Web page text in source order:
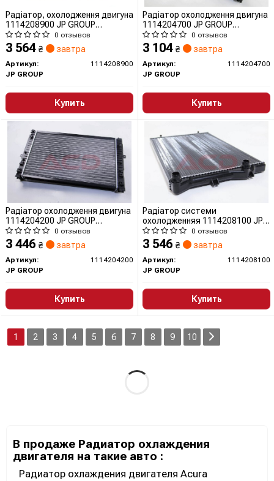
Радіатор, охолодження двигуна
1114208900 JP GROUP
(QUINTON HAZELL)
0 отзывов
3 564 ₴ завтра
Артикул:
1114208900
JP GROUP
Купить
Радіатор охолодження двигуна
1114204700 JP GROUP
(QUINTON HAZELL)
0 отзывов
3 104 ₴ завтра
Артикул:
1114204700
JP GROUP
Купить
Радіатор охолодження двигуна
1114204200 JP GROUP
(QUINTON HAZELL)
0 отзывов
3 446 ₴ завтра
Артикул:
1114204200
JP GROUP
Купить
Радіатор системи
охолодженняя 1114208100 JP
GROUP (QUINTON HAZELL)
0 отзывов
3 546 ₴ завтра
Артикул:
1114208100
JP GROUP
Купить
1 2 3 4 5 6 7 8 9 10
В продаже Радиатор охлаждения
двигателя на такие авто :
Радиатор охлаждения двигателя Acura